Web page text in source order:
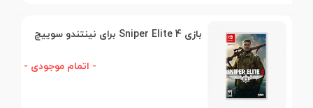
بازی Sniper Elite 4 برای نینتندو سوییچ
- اتمام موجودی -